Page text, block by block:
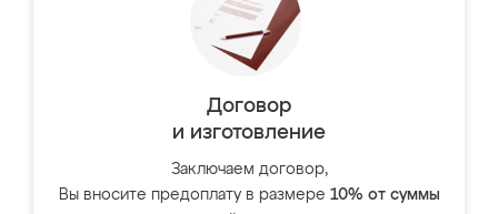
Договор
и изготовление
Заключаем договор,
Вы вносите предоплату в размере 10% от суммы